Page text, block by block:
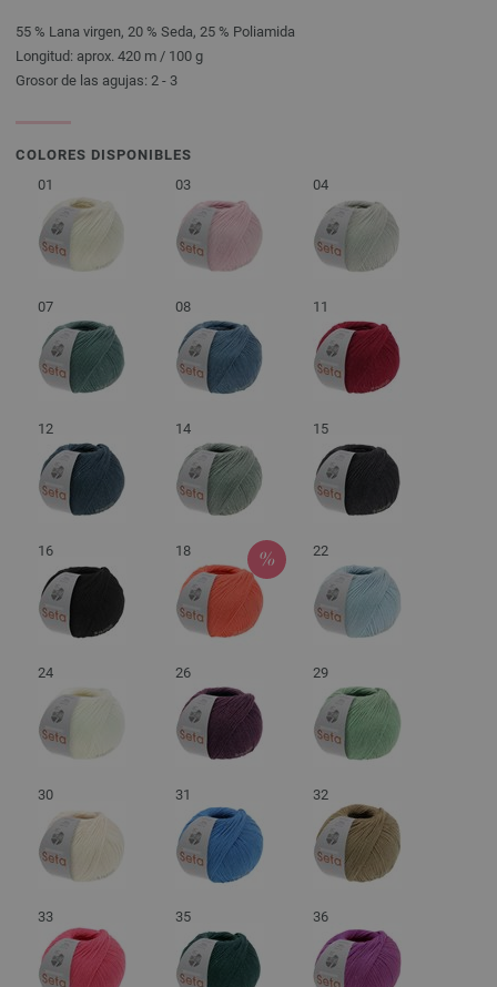
55 % Lana virgen, 20 % Seda, 25 % Poliamida
Longitud: aprox. 420 m / 100 g
Grosor de las agujas: 2 - 3
COLORES DISPONIBLES
01
03 04
07 08 11
12 14 15
16 18 22
24 26 29
30 31 32
33 35 36